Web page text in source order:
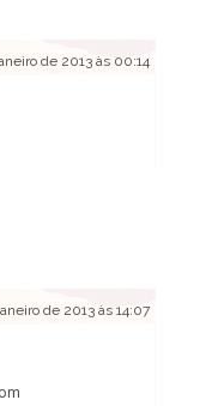
de 2013 às 00:14
de 2013 às 14:07